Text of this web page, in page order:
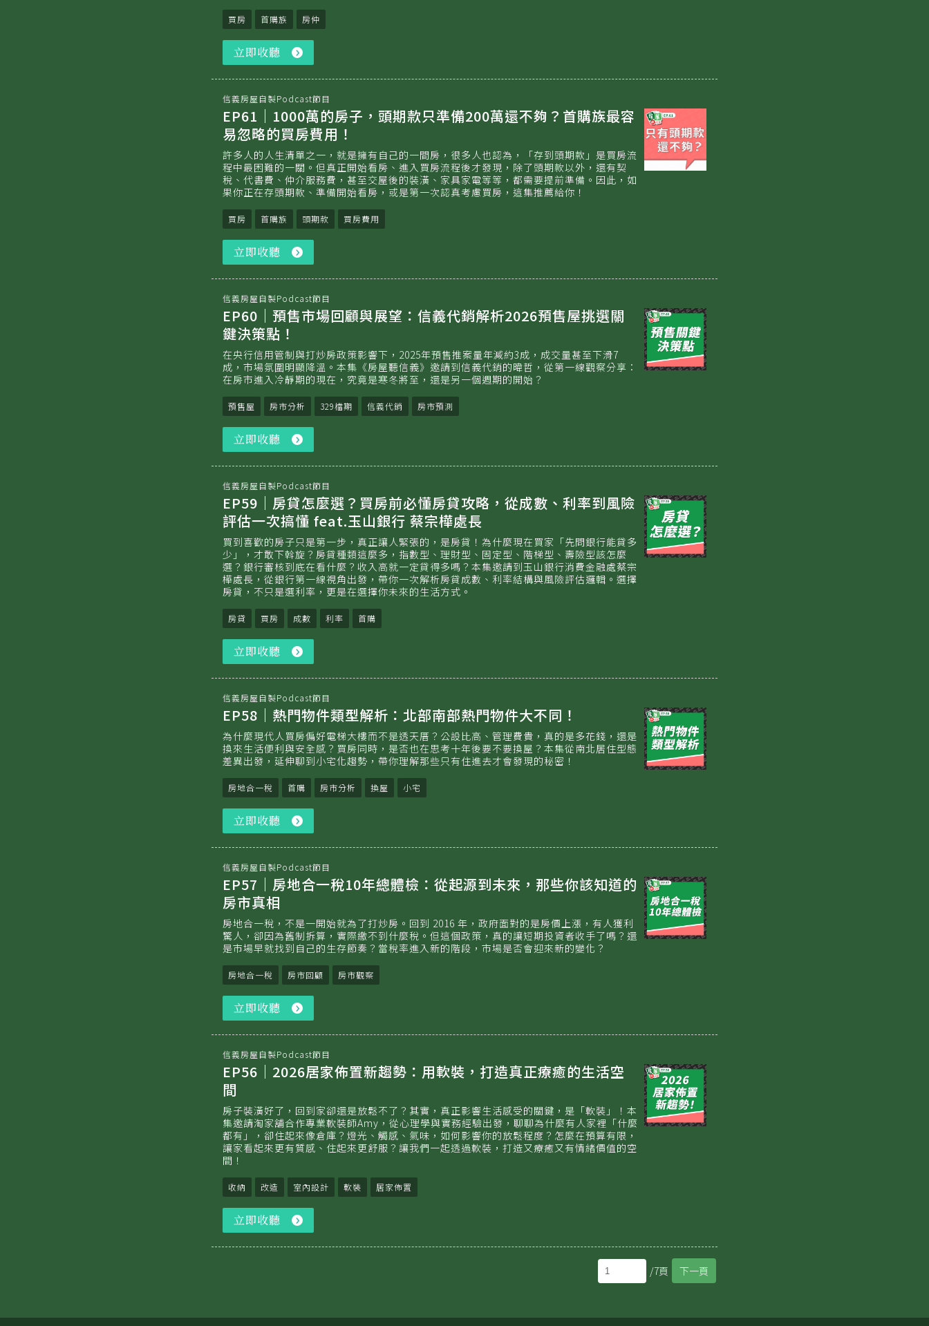
買房 首購族 房仲
立即收聽
即
信義房屋自製Podcast節目
EP61｜1000萬的房子，頭期款只準備200萬還不夠？首購族最容
易忽略的買房費用！
許多人的人生清單之一，就是擁有自己的一間房，很多人也認為，「存到頭期款」是買房流
程中最困難的一關。但真正開始看房、進入買房流程後才發現，除了頭期款以外，還有契
稅、代書費、仲介服務費，甚至交屋後的裝潢、家具家電等等，都需要提前準備。因此，如
果你正在存頭期款、準備開始看房，或是第一次認真考慮買房，這集推薦給你！
買房 首購族 頭期款 買房費用
立即收聽
即
信義房屋自製Podcast節目
EP60｜預售市場回顧與展望：信義代銷解析2026預售屋挑選關
鍵決策點！
在央行信用管制與打炒房政策影響下，2025年預售推案量年減約3成，成交量甚至下滑7
成，市場氛圍明顯降溫。本集《房屋聽信義》邀請到信義代銷的暐哲，從第一線觀察分享：
在房市進入冷靜期的現在，究竟是寒冬將至，還是另一個週期的開始？
預售屋 房市分析 329檔期 信義代銷 房市預測
立即收聽
即
信義房屋自製Podcast節目
EP59｜房貸怎麼選？買房前必懂房貸攻略，從成數、利率到風險
評估一次搞懂 feat.玉山銀行 蔡宗樺處長
買到喜歡的房子只是第一步，真正讓人緊張的，是房貸！為什麼現在買家「先問銀行能貸多
少」，才敢下斡旋？房貸種類這麼多，指數型、理財型、固定型、階梯型、壽險型該怎麼
選？銀行審核到底在看什麼？收入高就一定貸得多嗎？本集邀請到玉山銀行消費金融處蔡宗
樺處長，從銀行第一線視角出發，帶你一次解析房貸成數、利率結構與風險評估邏輯。選擇
房貸，不只是選利率，更是在選擇你未來的生活方式。
房貸 買房 成數 利率 首購
立即收聽
即
信義房屋自製Podcast節目
EP58｜熱門物件類型解析：北部南部熱門物件大不同！
為什麼現代人買房偏好電梯大樓而不是透天厝？公設比高、管理費貴，真的是多花錢，還是
換來生活便利與安全感？買房同時，是否也在思考十年後要不要換屋？本集從南北居住型態
差異出發，延伸聊到小宅化趨勢，帶你理解那些只有住進去才會發現的秘密！
房地合一稅 首購 房市分析 換屋 小宅
立即收聽
即
信義房屋自製Podcast節目
EP57｜房地合一稅10年總體檢：從起源到未來，那些你該知道的
房市真相
房地合一稅，不是一開始就為了打炒房。回到 2016 年，政府面對的是房價上漲，有人獲利
驚人，卻因為舊制拆算，實際繳不到什麼稅。但這個政策，真的讓短期投資者收手了嗎？還
是市場早就找到自己的生存節奏？當稅率進入新的階段，市場是否會迎來新的變化？
房地合一稅 房市回顧 房市觀察
立即收聽
即
信義房屋自製Podcast節目
EP56｜2026居家佈置新趨勢：用軟裝，打造真正療癒的生活空
間
房子裝潢好了，回到家卻還是放鬆不了？其實，真正影響生活感受的關鍵，是「軟裝」！本
集邀請淘家舖合作專業軟裝師Amy，從心理學與實務經驗出發，聊聊為什麼有人家裡「什麼
都有」，卻住起來像倉庫？燈光、觸感、氣味，如何影響你的放鬆程度？怎麼在預算有限，
讓家看起來更有質感、住起來更舒服？讓我們一起透過軟裝，打造又療癒又有情緒價值的空
間！
收納 改造 室內設計 軟裝 居家佈置
立即收聽
即
/7頁 下一頁